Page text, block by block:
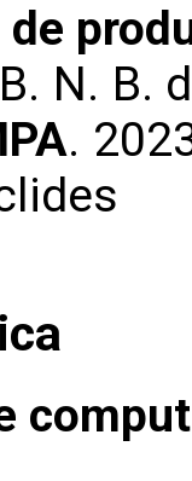
N. B.
.